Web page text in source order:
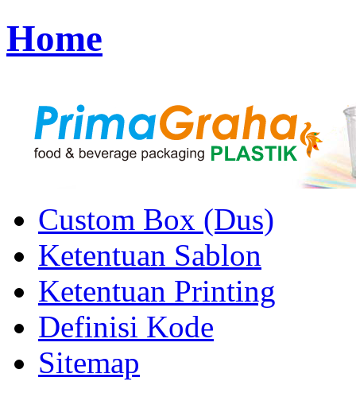
Home
Custom Box (Dus)
Ketentuan Sablon
Ketentuan Printing
Definisi Kode
Sitemap